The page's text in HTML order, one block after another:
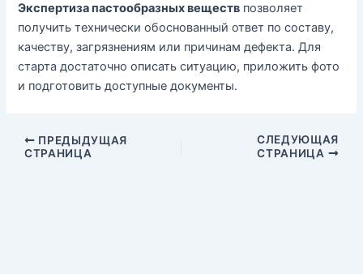
Экспертиза пастообразных веществ позволяет
получить технически обоснованный ответ по составу,
качеству, загрязнениям или причинам дефекта. Для
старта достаточно описать ситуацию, приложить фото
и подготовить доступные документы.
ПРЕДЫДУЩАЯ
СТРАНИЦА
СЛЕДУЮЩАЯ
СТРАНИЦА